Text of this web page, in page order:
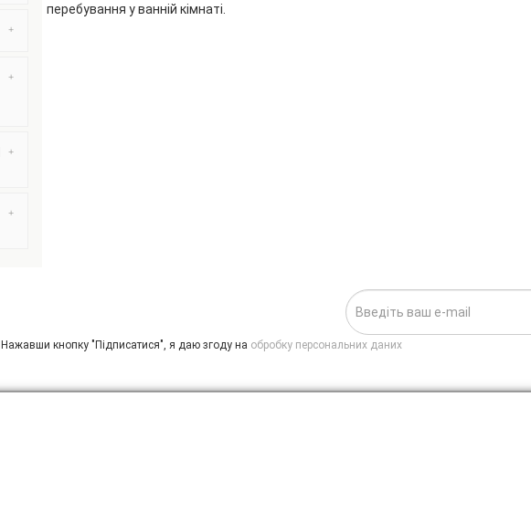
перебування у ванній кімнаті.
Нажавши кнопку "Підписатися", я даю згоду на обробку персональних даних